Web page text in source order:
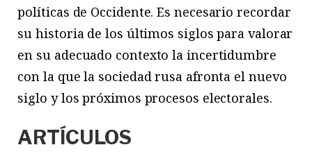
políticas de Occidente. Es necesario recordar
su historia de los últimos siglos para valorar
en su adecuado contexto la incertidumbre
con la que la sociedad rusa afronta el nuevo
siglo y los próximos procesos electorales.
ARTÍCULOS